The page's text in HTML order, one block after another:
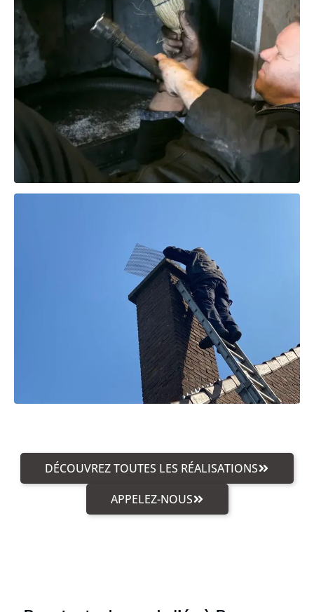
DÉCOUVREZ TOUTES LES RÉALISATIONS
APPELEZ-NOUS